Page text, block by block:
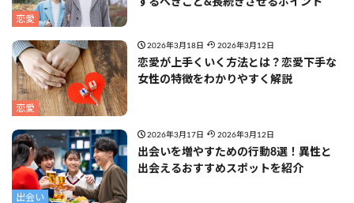
恋愛
するべきこと&長続きさせるポイント
恋愛
2026年3月18日 2026年3月12日
恋愛が上手くいく方法とは？恋愛下手な
女性の特徴をわかりやすく解説
出会い
2026年3月17日 2026年3月12日
出会いを増やすための行動8選！異性と
出会えるおすすめスポットを紹介